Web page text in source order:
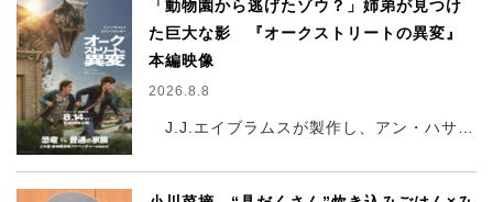
「動物園から逃げたゾウ？」姉弟が見つけ
た巨大な影 『オークストリートの異変』
本編映像
2026.8.8